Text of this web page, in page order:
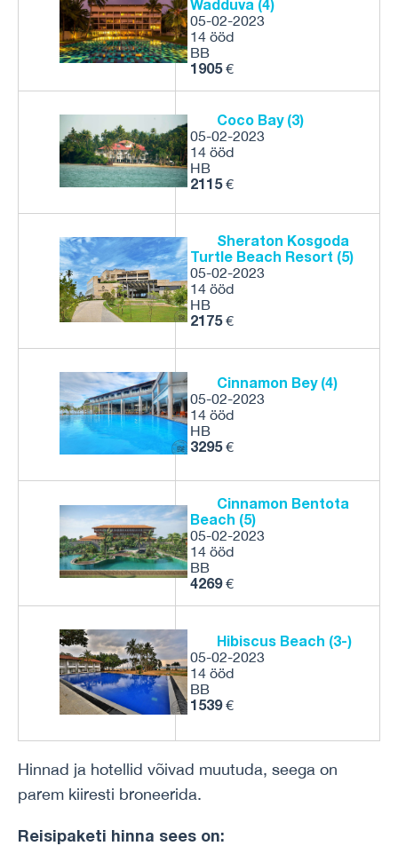
Wadduva (4)
05-02-2023
14 ööd
BB
1905€
Coco Bay (3)
05-02-2023
14 ööd
HB
2115€
Sheraton Kosgoda
Turtle Beach Resort (5)
05-02-2023
14 ööd
HB
2175€
Cinnamon Bey (4)
05-02-2023
14 ööd
HB
3295€
Cinnamon Bentota
Beach (5)
05-02-2023
14 ööd
BB
4269€
Hibiscus Beach (3-)
05-02-2023
14 ööd
BB
1539€
Hinnad ja hotellid võivad muutuda, seega on
parem kiiresti broneerida.
Reisipaketi hinna sees on: